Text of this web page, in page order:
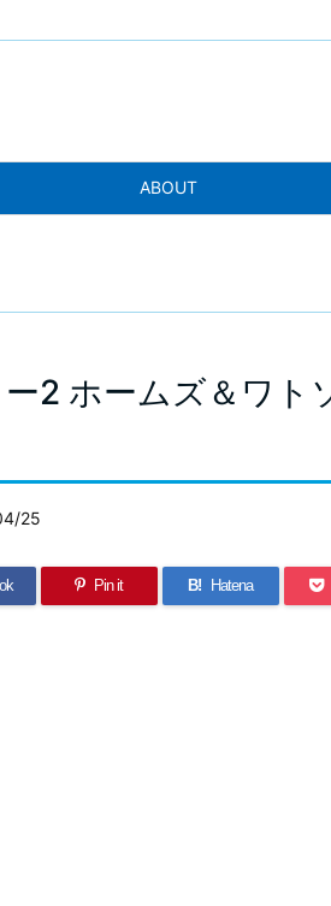
ABOUT
2 ホームズ＆ワト
25
Pin it B! Hatena